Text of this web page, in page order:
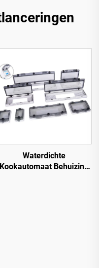
Waterdichte
Kookautomaat Behuizing